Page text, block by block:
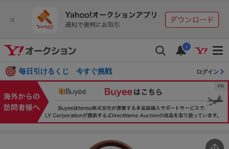
i
毎日引けるくじ 今すぐ挑戦 ログイン